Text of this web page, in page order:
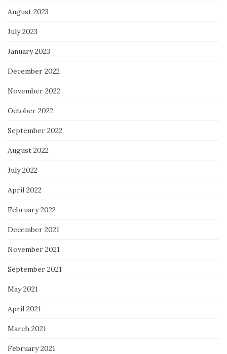
August 2023
July 2023
January 2023
December 2022
November 2022
October 2022
September 2022
August 2022
July 2022
April 2022
February 2022
December 2021
November 2021
September 2021
May 2021
April 2021
March 2021
February 2021